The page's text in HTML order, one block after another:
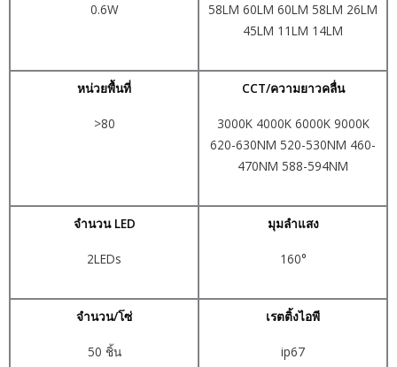
0.6W
58LM 60LM 60LM 58LM 26LM
45LM 11LM 14LM
หน่วยพื้นที่
>80
CCT/ความยาวคลื่น
3000K 4000K 6000K 9000K
620-630NM 520-530NM 460-
470NM 588-594NM
จำนวน LED
2LEDs
มุมลำแสง
160°
จำนวน/โซ่
50 ชิ้น
เรตติ้งไอพี
ip67